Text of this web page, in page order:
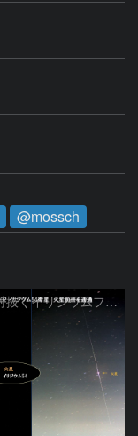
@mossch
火星を射抜くイリジウムフレア